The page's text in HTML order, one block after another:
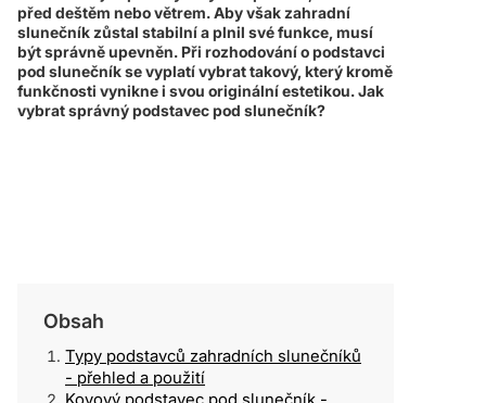
před deštěm nebo větrem. Aby však zahradní
slunečník zůstal stabilní a plnil své funkce, musí
být správně upevněn. Při rozhodování o podstavci
pod slunečník se vyplatí vybrat takový, který kromě
funkčnosti vynikne i svou originální estetikou. Jak
vybrat správný podstavec pod slunečník?
Obsah
Typy podstavců zahradních slunečníků
- přehled a použití